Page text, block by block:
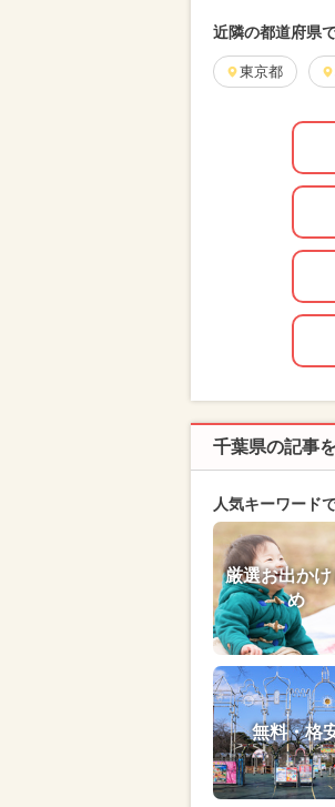
近隣の都道府県
東京都
千葉県の記事
人気キーワード
厳選お出か
め
無料・格